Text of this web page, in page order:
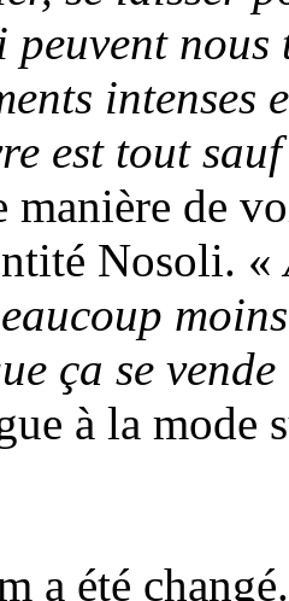
est tout
manière de
Nosoli. «
ça se
à la mode
a été changé.